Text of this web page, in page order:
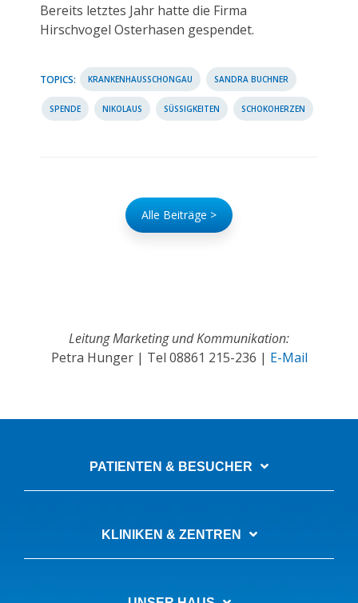
Bereits letztes Jahr hatte die Firma
Hirschvogel Osterhasen gespendet.
TOPICS: KRANKENHAUSSCHONGAU SANDRA BUCHNER
SPENDE NIKOLAUS SÜSSIGKEITEN SCHOKOHERZEN
Alle Beiträge >
Leitung Marketing und Kommunikation:
Petra Hunger | Tel 08861 215-236 | E-Mail
PATIENTEN & BESUCHER
KLINIKEN & ZENTREN